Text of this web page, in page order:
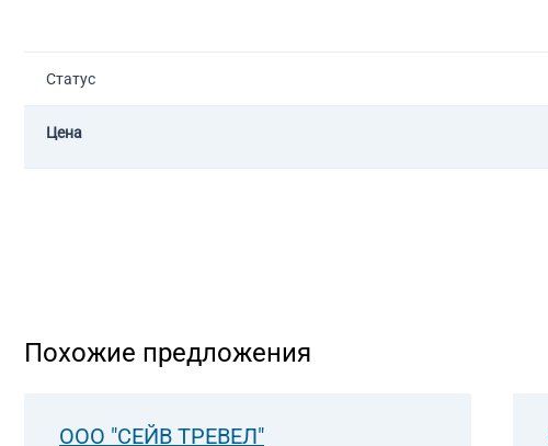
Статус
Цена
Похожие предложения
ООО "СЕЙВ ТРЕВЕЛ"